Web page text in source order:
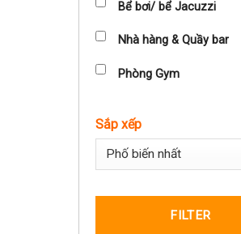
Bể bơi/ bể Jacuzzi
Nhà hàng & Quầy bar
Phòng Gym
Sắp xếp
Sort Products
FILTER